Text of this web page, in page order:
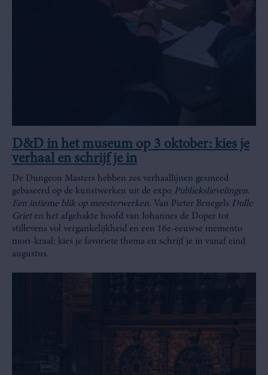
D&D in het museum op 3 oktober: kies je
verhaal en schrijf je in
De Dungeon Masters hebben zes verhaallijnen gesmeed
gebaseerd op de kunstwerken uit de expo Publiekslievelingen.
Een intieme blik op meesterwerken. Van Pieter Bruegels Dulle
Grieten het afgehakte hoofd van Johannes de Doper tot
stillevens vol vergankelijkheid en een 16e-eeuwse memento
mori-kraal: kies je favoriete thema en schrijf je in vanaf eind
augustus.